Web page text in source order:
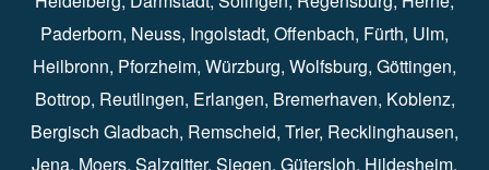
Paderborn⁠, Neuss⁠, Ingolstadt⁠, Offenbach, Fürth⁠⁠, Ulm⁠⁠,
Heilbronn⁠, Pforzheim⁠, Würzburg⁠, Wolfsburg⁠⁠, Göttingen⁠,
Bottrop⁠, Reutlingen⁠, Erlangen⁠⁠, Bremerhaven⁠, Koblenz⁠,
Bergisch Gladbach⁠, Remscheid⁠⁠, Trier⁠⁠, Recklinghausen⁠,
Jena⁠⁠, Moers⁠⁠, Salzgitter⁠⁠, Siegen⁠⁠, Gütersloh⁠, Hildesheim⁠⁠,